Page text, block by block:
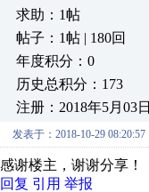
求助：1帖
帖子：1帖 | 180回
年度积分：0
历史总积分：173
注册：2018年5月03日
发表于：2018-10-29 08:20:57
感谢楼主，谢谢分享！
回复 引用 举报